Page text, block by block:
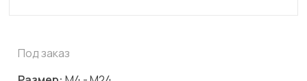
Под заказ